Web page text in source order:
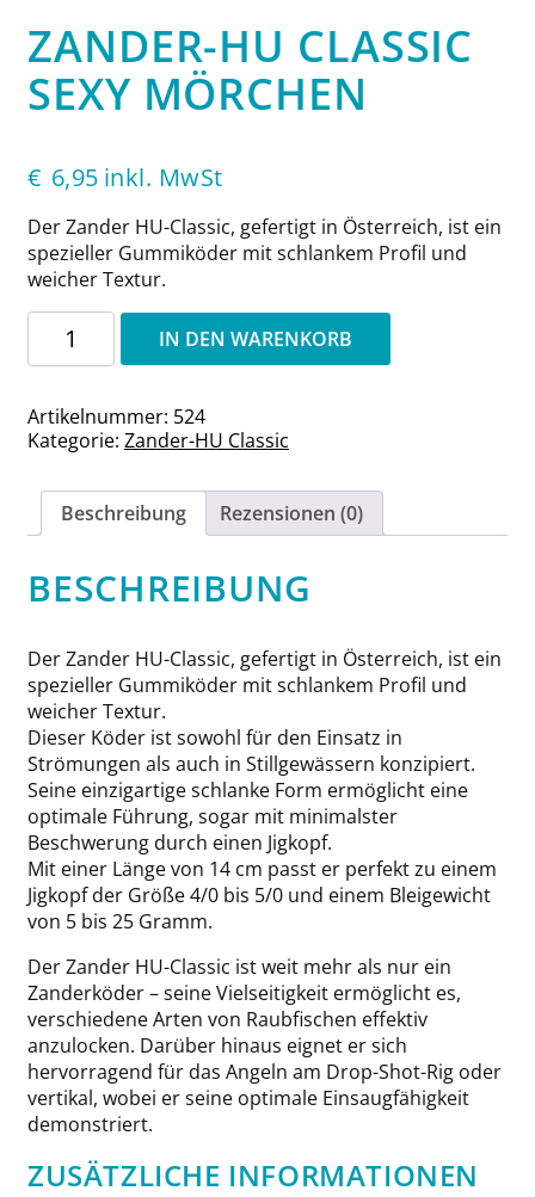
ZANDER-HU CLASSIC
SEXY MÖRCHEN
€ 6,95 inkl. MwSt
Der Zander HU-Classic, gefertigt in Österreich, ist ein
spezieller Gummiköder mit schlankem Profil und
weicher Textur.
Zander-
Classic
Mörchen
Menge
IN DEN WARENKORB
Artikelnummer: 524
Kategorie: Zander-HU Classic
Beschreibung Rezensionen (0)
BESCHREIBUNG
Der Zander HU-Classic, gefertigt in Österreich, ist ein
spezieller Gummiköder mit schlankem Profil und
weicher Textur.
Dieser Köder ist sowohl für den Einsatz in
Strömungen als auch in Stillgewässern konzipiert.
Seine einzigartige schlanke Form ermöglicht eine
optimale Führung, sogar mit minimalster
Beschwerung durch einen Jigkopf.
Mit einer Länge von 14 cm passt er perfekt zu einem
Jigkopf der Größe 4/0 bis 5/0 und einem Bleigewicht
von 5 bis 25 Gramm.
Der Zander HU-Classic ist weit mehr als nur ein
Zanderköder – seine Vielseitigkeit ermöglicht es,
verschiedene Arten von Raubfischen effektiv
anzulocken. Darüber hinaus eignet er sich
hervorragend für das Angeln am Drop-Shot-Rig oder
vertikal, wobei er seine optimale Einsaugfähigkeit
demonstriert.
ZUSÄTZLICHE INFORMATIONEN